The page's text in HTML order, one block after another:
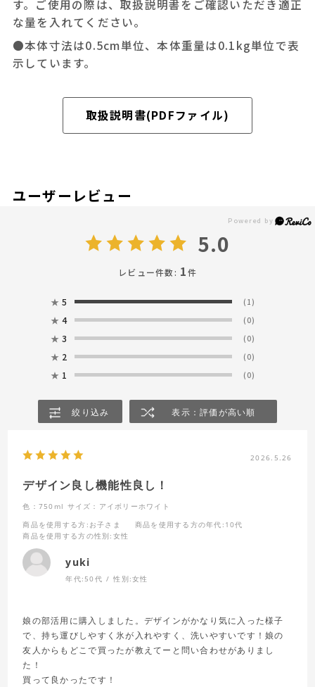
す。ご使用の際は、取扱説明書をご確認いただき適正
な量を入れてください。
●本体寸法は0.5cm単位、本体重量は0.1kg単位で表
示しています。
取扱説明書(PDFファイル)
ユーザーレビュー
5.0
レビュー件数: 1件
★ 5 (1)
★ 4 (0)
★ 3 (0)
★ 2 (0)
★ 1 (0)
絞り込み 表示：評価が高い順
2026.5.26
デザイン良し機能性良し！
色：750ml サイズ：アイボリーホワイト
商品を使用する方 :お子さま 商品を使用する方の年代 :10代
商品を使用する方の性別:女性
yuki
年代:50代 性別:女性
娘の部活用に購入しました。デザインがかなり気に入った様子
で、持ち運びしやすく氷が入れやすく、洗いやすいです！娘の
友人からもどこで買ったが教えてーと問い合わせがありまし
た！
買って良かったです！